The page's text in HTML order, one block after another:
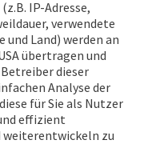
IP-Adresse,
verwendete
und Land) werden an
übertragen und
dieser
Analyse der
für Sie als Nutzer
effizient
zu